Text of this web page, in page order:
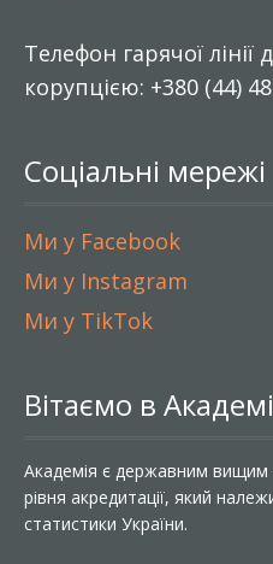
Телефон гарячої лінії
корупцією: +380 (44)
Соціальні мережі
Ми у Facebook
Ми у Instagram
Ми у TikTok
Вітаємо в
Академія є державним
рівня акредитації, який
статистики України.